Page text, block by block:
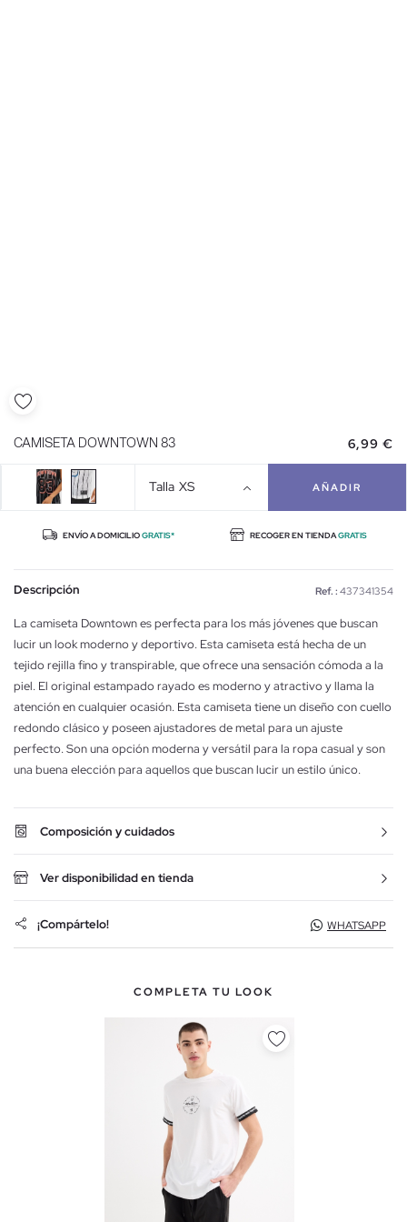
CAMISETA DOWNTOWN 83 6,99 €
Talla XS AÑADIR
ENVÍO A DOMICILIOGRATIS* RECOGER EN TIENDAGRATIS
Descripción Ref. : 437341354
La camiseta Downtown es perfecta para los más jóvenes que buscan
lucir un look moderno y deportivo. Esta camiseta está hecha de un
tejido rejilla fino y transpirable, que ofrece una sensación cómoda a la
piel. El original estampado rayado es moderno y atractivo y llama la
atención en cualquier ocasión. Esta camiseta tiene un diseño con cuello
redondo clásico y poseen ajustadores de metal para un ajuste
perfecto. Son una opción moderna y versátil para la ropa casual y son
una buena elección para aquellos que buscan lucir un estilo único.
Composición y cuidados
Ver disponibilidad en tienda
¡Compártelo! WHATSAPP
COMPLETA TU LOOK